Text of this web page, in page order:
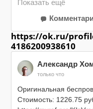
https://ok.ru/
4186200938610
Александр
только что
Оригинальная
Стоимость: 1226.75